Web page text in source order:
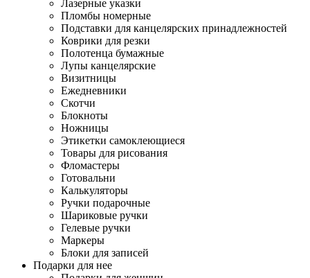
Лазерные указки
Пломбы номерные
Подставки для канцелярских принадлежностей
Коврики для резки
Полотенца бумажные
Лупы канцелярские
Визитницы
Ежедневники
Скотчи
Блокноты
Ножницы
Этикетки самоклеющиеся
Товары для рисования
Фломастеры
Готовальни
Калькуляторы
Ручки подарочные
Шариковые ручки
Гелевые ручки
Маркеры
Блоки для записей
Подарки для нее